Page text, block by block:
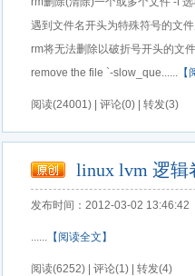
遇到文件名开头为特殊符号的文
rm将无法删除以破折号开头的文
remove the file `-slow_que......【
阅读(24001) | 评论(0) | 转发(3)
linux lvm 逻辑
发布时间：2012-03-02 13:46:42
......【阅读全文】
阅读(6252) | 评论(1) | 转发(4)